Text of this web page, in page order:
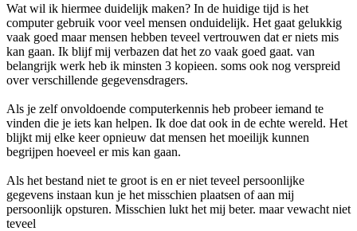
Wat wil ik hiermee duidelijk maken? In de huidige tijd is het
computer gebruik voor veel mensen onduidelijk. Het gaat gelukkig
vaak goed maar mensen hebben teveel vertrouwen dat er niets mis
kan gaan. Ik blijf mij verbazen dat het zo vaak goed gaat. van
belangrijk werk heb ik minsten 3 kopieen. soms ook nog verspreid
over verschillende gegevensdragers.
Als je zelf onvoldoende computerkennis heb probeer iemand te
vinden die je iets kan helpen. Ik doe dat ook in de echte wereld. Het
blijkt mij elke keer opnieuw dat mensen het moeilijk kunnen
begrijpen hoeveel er mis kan gaan.
Als het bestand niet te groot is en er niet teveel persoonlijke
gegevens instaan kun je het misschien plaatsen of aan mij
persoonlijk opsturen. Misschien lukt het mij beter. maar vewacht niet
teveel